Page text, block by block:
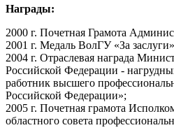
Награды:
2000 г. Почетная Грамота
2001 г. Медаль ВолГУ «За
2004 г. Отраслевая награда
Российской Федерации -
работник высшего
Российской Федерации»;
2005 г. Почетная грамота
областного совета